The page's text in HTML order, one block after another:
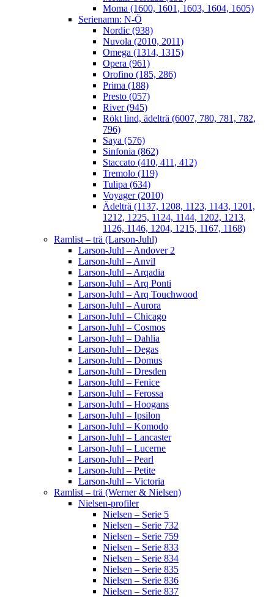
Moma (1600, 1601, 1603, 1604, 1605)
Serienamn: N-Ö
Nordic (938)
Nuvola (2010, 2011)
Omega (1314, 1315)
Opera (961)
Orofino (185, 286)
Prima (188)
Presto (057)
River (945)
Rökt lind, ädelträ (6007, 780, 781, 782,
796)
Saya (576)
Sinfonia (862)
Staccato (410, 411, 412)
Tremolo (119)
Tulipa (634)
Voyager (2010)
Ädelträ (1137, 1208, 1123, 1143, 1201,
1212, 1225, 1124, 1144, 1202, 1213,
1126, 1146, 1204, 1215, 1167, 1168)
Ramlist – trä (Larson-Juhl)
Larson-Juhl – Andover 2
Larson-Juhl – Anvil
Larson-Juhl – Arqadia
Larson-Juhl – Arq Ponti
Larson-Juhl – Arq Touchwood
Larson-Juhl – Aurora
Larson-Juhl – Chicago
Larson-Juhl – Cosmos
Larson-Juhl – Dahlia
Larson-Juhl – Degas
Larson-Juhl – Domus
Larson-Juhl – Dresden
Larson-Juhl – Fenice
Larson-Juhl – Ferossa
Larson-Juhl – Hoogans
Larson-Juhl – Ipsilon
Larson-Juhl – Komodo
Larson-Juhl – Lancaster
Larson-Juhl – Lucerne
Larson-Juhl – Pearl
Larson-Juhl – Petite
Larson-Juhl – Victoria
Ramlist – trä (Werner & Nielsen)
Nielsen-profiler
Nielsen – Serie 5
Nielsen – Serie 732
Nielsen – Serie 759
Nielsen – Serie 833
Nielsen – Serie 834
Nielsen – Serie 835
Nielsen – Serie 836
Nielsen – Serie 837